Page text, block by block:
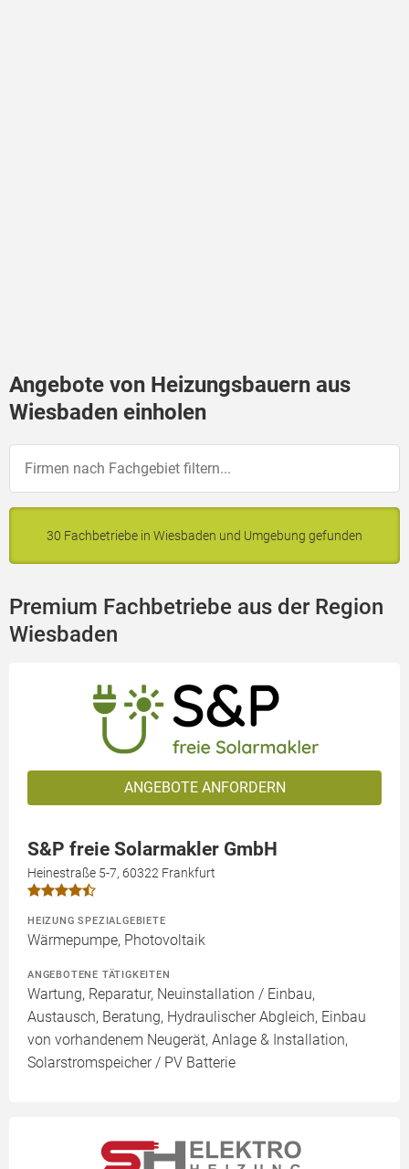
Angebote von Heizungsbauern aus
Wiesbaden einholen
30 Fachbetriebe in Wiesbaden und Umgebung gefunden
Premium Fachbetriebe aus der Region
Wiesbaden
ANGEBOTE ANFORDERN
S&P freie Solarmakler GmbH
Heinestraße 5-7, 60322 Frankfurt
HEIZUNG SPEZIALGEBIETE
Wärmepumpe, Photovoltaik
ANGEBOTENE TÄTIGKEITEN
Wartung, Reparatur, Neuinstallation / Einbau,
Austausch, Beratung, Hydraulischer Abgleich, Einbau
von vorhandenem Neugerät, Anlage & Installation,
Solarstromspeicher / PV Batterie